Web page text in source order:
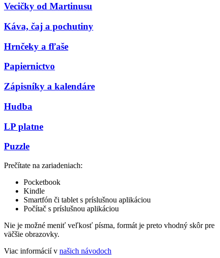
Vecičky od Martinusu
Káva, čaj a pochutiny
Hrnčeky a fľaše
Papiernictvo
Zápisníky a kalendáre
Hudba
LP platne
Puzzle
Prečítate na zariadeniach:
Pocketbook
Kindle
Smartfón či tablet s príslušnou aplikáciou
Počítač s príslušnou aplikáciou
Nie je možné meniť veľkosť písma, formát je preto vhodný skôr pre
väčšie obrazovky.
Viac informácií v našich návodoch